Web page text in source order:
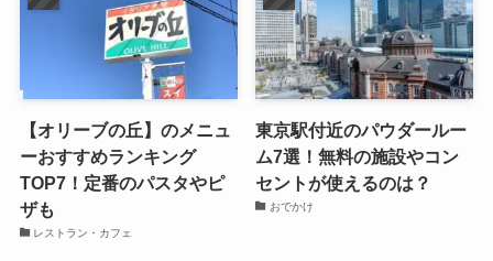
【オリーブの丘】のメニュ
ーおすすめランキング
TOP7！定番のパスタやピ
ザも
レストラン・カフェ
東京駅付近のパウダールー
ム7選！無料の施設やコン
セントが使えるのは？
おでかけ